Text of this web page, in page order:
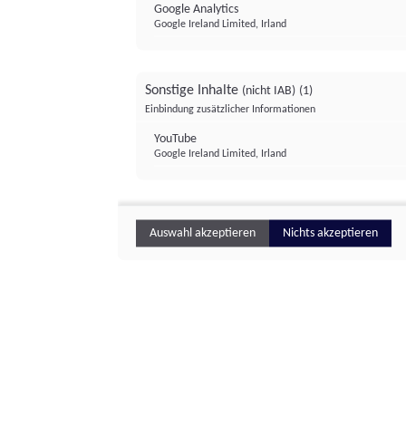
Google Analytics
Google Ireland Limited, Irland
Sonstige Inhalte (nicht IAB) (1)
Einbindung zusätzlicher Informationen
YouTube
Google Ireland Limited, Irland
Auswahl akzeptieren Nichts akzeptieren